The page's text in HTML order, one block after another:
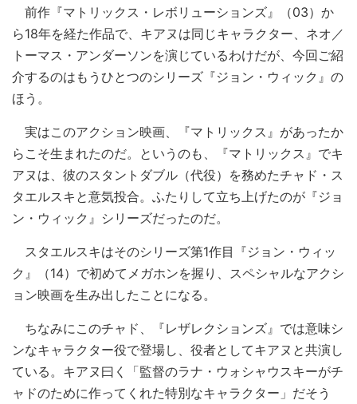
前作『マトリックス・レボリューションズ』（03）か
ら18年を経た作品で、キアヌは同じキャラクター、ネオ／
トーマス・アンダーソンを演じているわけだが、今回ご紹
介するのはもうひとつのシリーズ『ジョン・ウィック』の
ほう。
実はこのアクション映画、『マトリックス』があったか
らこそ生まれたのだ。というのも、『マトリックス』でキ
アヌは、彼のスタントダブル（代役）を務めたチャド・ス
タエルスキと意気投合。ふたりして立ち上げたのが『ジョ
ン・ウィック』シリーズだったのだ。
スタエルスキはそのシリーズ第1作目『ジョン・ウィッ
ク』（14）で初めてメガホンを握り、スペシャルなアクシ
ョン映画を生み出したことになる。
ちなみにこのチャド、『レザレクションズ』では意味シ
ンなキャラクター役で登場し、役者としてキアヌと共演し
ている。キアヌ曰く「監督のラナ・ウォシャウスキーがチ
ャドのために作ってくれた特別なキャラクター」だそう